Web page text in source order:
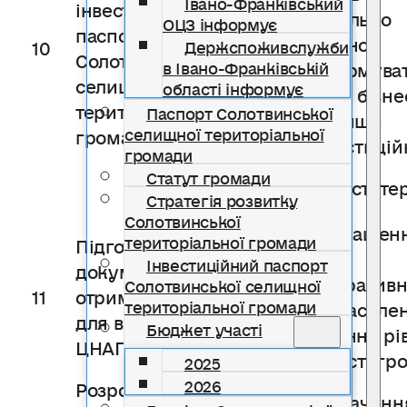
ОЦЗ інформує
Держспоживслужби
в Івано-Франківській
області інформує
Паспорт Солотвинської
селищної територіальної
громади
Статут громади
Стратегія розвитку
Солотвинської
територіальної громади
Інвестиційний паспорт
Солотвинської селищної
територіальної громади
Бюджет участі
2025
2026
10 паспорту
Солотвинської
селищної
територіальної
громади
максимально
ефективно
зовнішнє
середовище
про
можливості
11
Підготовка пакету
документів на
отримання субвенції
для відкриття
ЦНАПу
Для
надання
послуг
підвищення
обізнаності
Розробка Стратегії Для